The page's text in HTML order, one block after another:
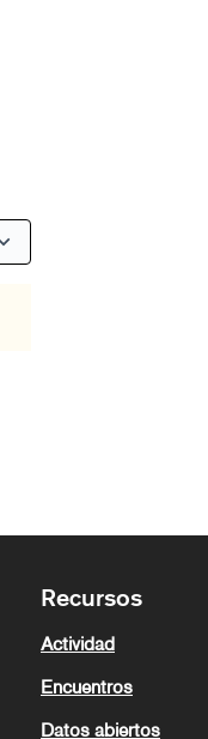
Recursos
Actividad
Encuentros
Datos abiertos